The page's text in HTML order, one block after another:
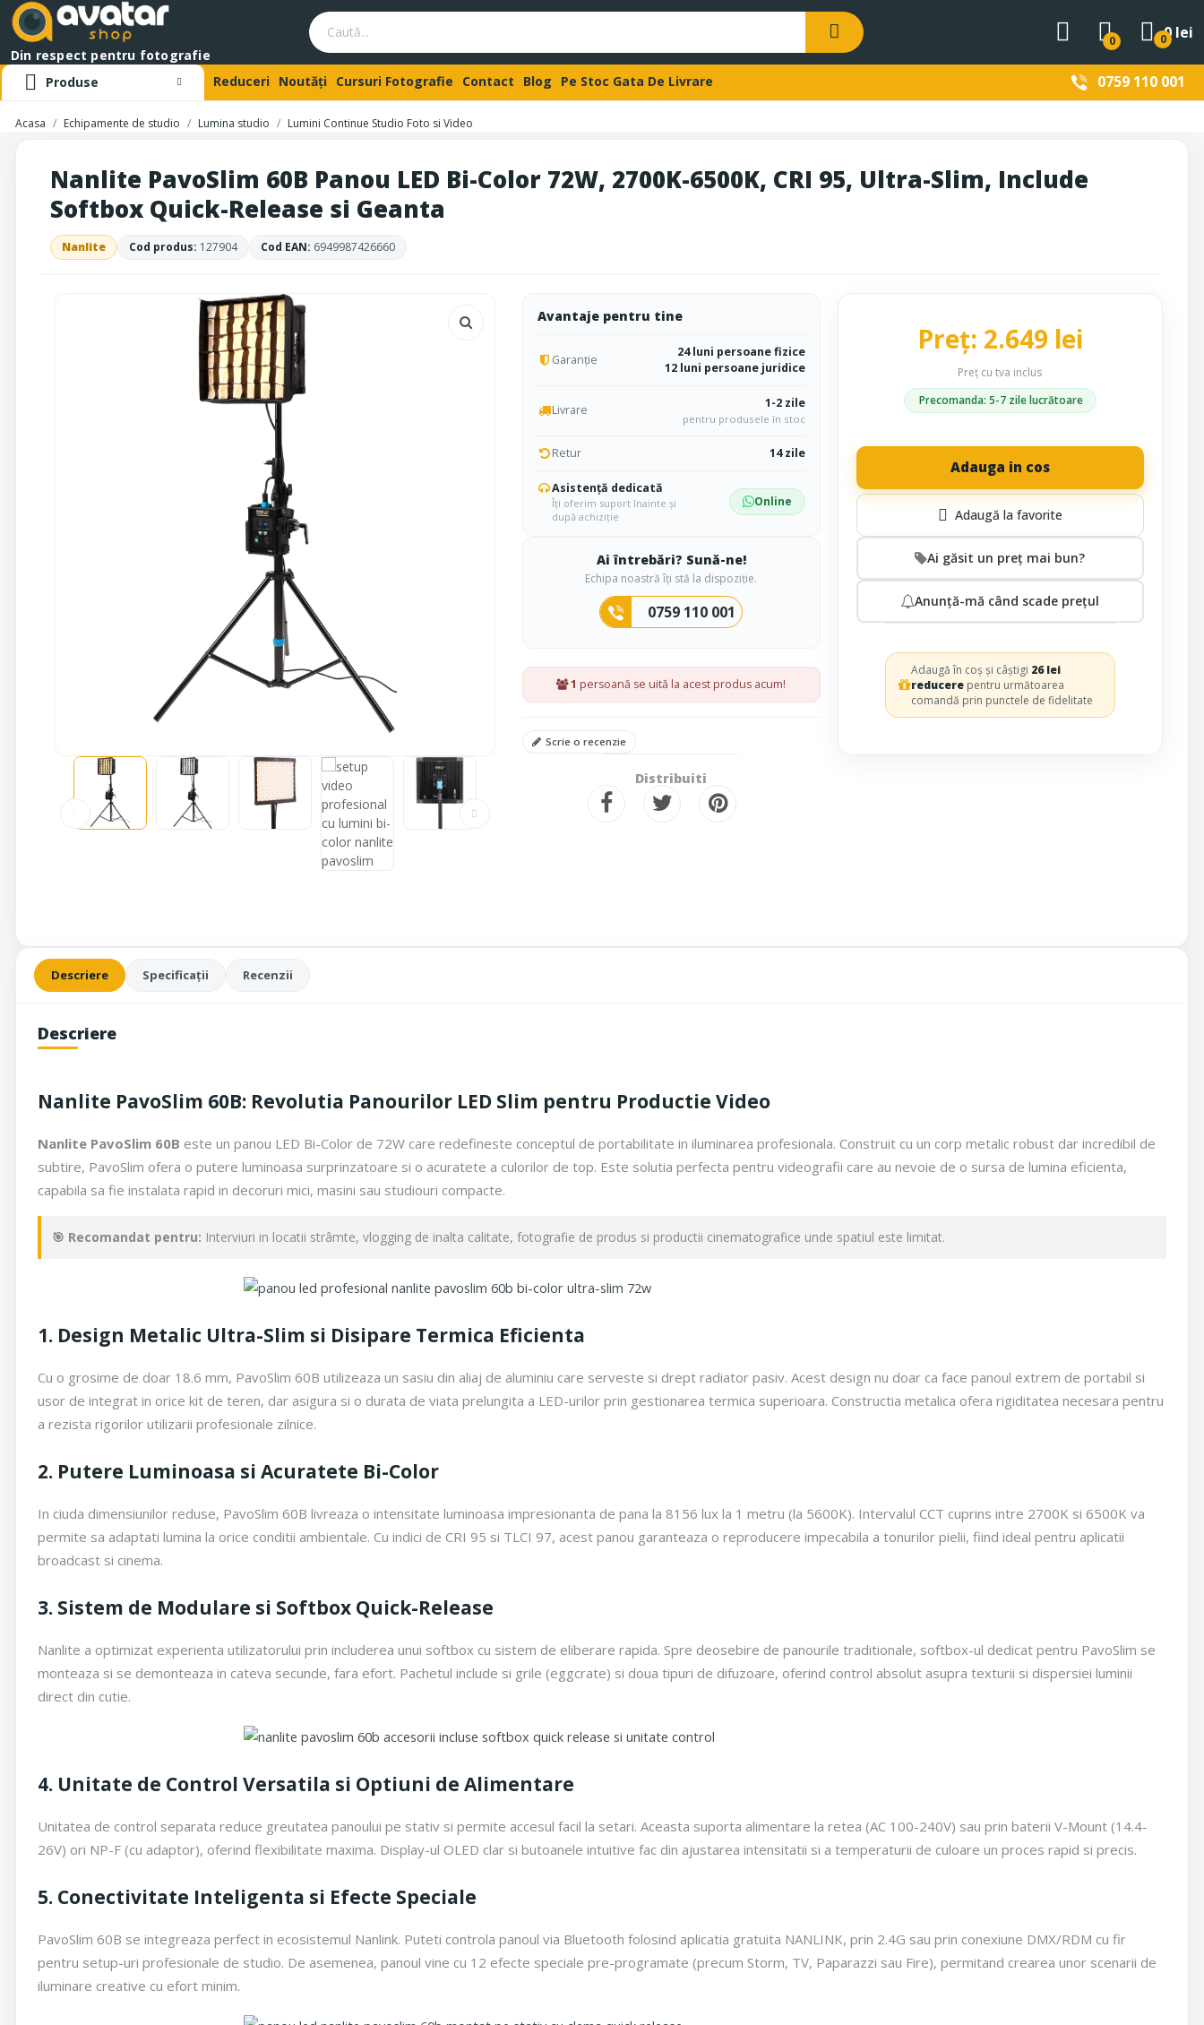
Din respect pentru fotografie
0 0 lei
0
Produse Reduceri Noutăți Cursuri Fotografie Contact Blog Pe Stoc Gata De Livrare 0759 110 001
Acasa Echipamente de studio Lumina studio Lumini Continue Studio Foto si Video
Nanlite PavoSlim 60B Panou LED Bi-Color 72W, 2700K-6500K, CRI 95, Ultra-Slim, Include
Softbox Quick-Release si Geanta
Nanlite Cod produs: 127904 Cod EAN: 6949987426660
Avantaje pentru tine
Garanție
24 luni persoane fizice
12 luni persoane juridice
Livrare 1-2 zile
pentru produsele în stoc
Retur 14 zile
Asistență dedicată
Îți oferim suport înainte și
după achiziție
Online
Ai întrebări? Sună-ne!
Echipa noastră îți stă la dispoziție.
0759 110 001
1 persoană se uită la acest produs acum!
Scrie o recenzie
Distribuiti
Preț: 2.649 lei
Preț cu tva inclus
Precomanda: 5-7 zile lucrătoare
Adauga in cos
Ai găsit un preț mai bun?
Anunță-mă când scade prețul
Adaugă în coș și câștigi 26 lei
reducere pentru următoarea
comandă prin punctele de fidelitate
Descriere Specificații Recenzii
Descriere
Nanlite PavoSlim 60B: Revolutia Panourilor LED Slim pentru Productie Video
Nanlite PavoSlim 60B este un panou LED Bi-Color de 72W care redefineste conceptul de portabilitate in iluminarea profesionala. Construit cu un corp metalic robust dar incredibil de
subtire, PavoSlim ofera o putere luminoasa surprinzatoare si o acuratete a culorilor de top. Este solutia perfecta pentru videografii care au nevoie de o sursa de lumina eficienta,
capabila sa fie instalata rapid in decoruri mici, masini sau studiouri compacte.
🎯 Recomandat pentru: Interviuri in locatii strâmte, vlogging de inalta calitate, fotografie de produs si productii cinematografice unde spatiul este limitat.
1. Design Metalic Ultra-Slim si Disipare Termica Eficienta
Cu o grosime de doar 18.6 mm, PavoSlim 60B utilizeaza un sasiu din aliaj de aluminiu care serveste si drept radiator pasiv. Acest design nu doar ca face panoul extrem de portabil si
usor de integrat in orice kit de teren, dar asigura si o durata de viata prelungita a LED-urilor prin gestionarea termica superioara. Constructia metalica ofera rigiditatea necesara pentru
a rezista rigorilor utilizarii profesionale zilnice.
2. Putere Luminoasa si Acuratete Bi-Color
In ciuda dimensiunilor reduse, PavoSlim 60B livreaza o intensitate luminoasa impresionanta de pana la 8156 lux la 1 metru (la 5600K). Intervalul CCT cuprins intre 2700K si 6500K va
permite sa adaptati lumina la orice conditii ambientale. Cu indici de CRI 95 si TLCI 97, acest panou garanteaza o reproducere impecabila a tonurilor pielii, fiind ideal pentru aplicatii
broadcast si cinema.
3. Sistem de Modulare si Softbox Quick-Release
Nanlite a optimizat experienta utilizatorului prin includerea unui softbox cu sistem de eliberare rapida. Spre deosebire de panourile traditionale, softbox-ul dedicat pentru PavoSlim se
monteaza si se demonteaza in cateva secunde, fara efort. Pachetul include si grile (eggcrate) si doua tipuri de difuzoare, oferind control absolut asupra texturii si dispersiei luminii
direct din cutie.
4. Unitate de Control Versatila si Optiuni de Alimentare
Unitatea de control separata reduce greutatea panoului pe stativ si permite accesul facil la setari. Aceasta suporta alimentare la retea (AC 100-240V) sau prin baterii V-Mount (14.4-
26V) ori NP-F (cu adaptor), oferind flexibilitate maxima. Display-ul OLED clar si butoanele intuitive fac din ajustarea intensitatii si a temperaturii de culoare un proces rapid si precis.
5. Conectivitate Inteligenta si Efecte Speciale
PavoSlim 60B se integreaza perfect in ecosistemul Nanlink. Puteti controla panoul via Bluetooth folosind aplicatia gratuita NANLINK, prin 2.4G sau prin conexiune DMX/RDM cu fir
pentru setup-uri profesionale de studio. De asemenea, panoul vine cu 12 efecte speciale pre-programate (precum Storm, TV, Paparazzi sau Fire), permitand crearea unor scenarii de
iluminare creative cu efort minim.